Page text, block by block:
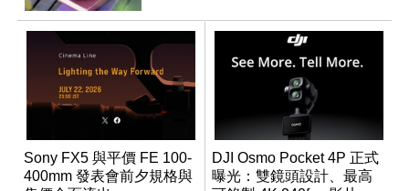
Sony FX5 與平價 FE 100-
400mm 發表會前夕規格與
DJI Osmo Pocket 4P 正式
曝光：雙鏡頭設計、最高